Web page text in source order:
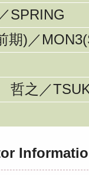
SPRING
期)／
之／